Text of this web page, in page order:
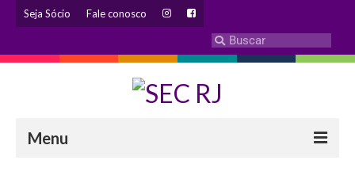
Seja Sócio Fale conosco
Menu